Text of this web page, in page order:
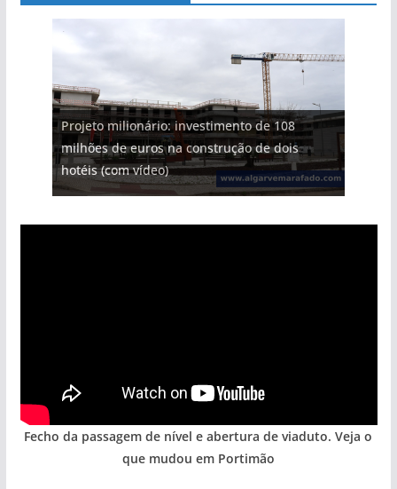
Projeto milionário: investimento de 108
milhões de euros na construção de dois
hotéis (com vídeo)
Milagre da água. Fontes emblemáticas do
Algarve voltam a ter vida (com vídeo)
Foto do dia: uma cidade algarvia que cresceu
entre redes e fábricas
Tempestades roubam areia de praias e põem
arribas em risco no Algarve (com vídeo)
Tapas do mar a 3 euros cada. Nova rota
gastronómica nasce no Algarve
Fecho da passagem de nível e abertura de viaduto. Veja o
que mudou em Portimão